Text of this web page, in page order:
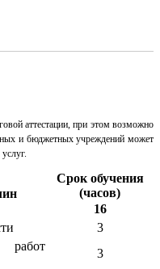
аттестации, при этом возможно
и бюджетных учреждений может
Срок обучения
(часов)
16
3
3